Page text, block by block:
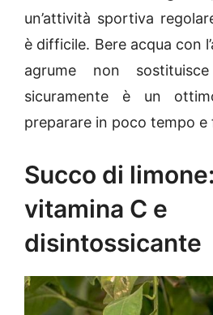
un’attività sportiva
è difficile. Bere acqua con
agrume non
sicuramente è un
preparare in poco tempo e
Succo di
vitamina C e
disintossicante